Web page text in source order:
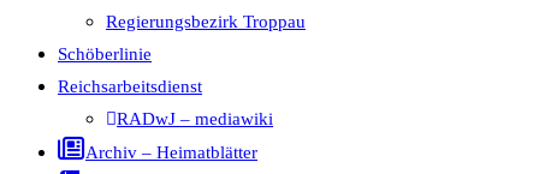
Regierungsbezirk Troppau
Schöberlinie
Reichsarbeitsdienst
RADwJ – mediawiki
Archiv – Heimatblätter